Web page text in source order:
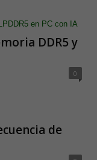
DDR5 y
0
de